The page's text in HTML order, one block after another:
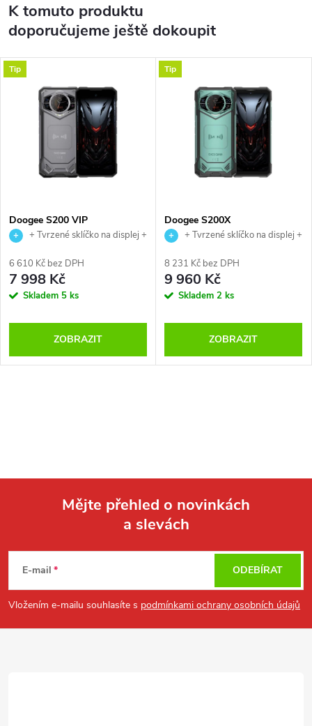
K tomuto produktu
doporučujeme ještě dokoupit
Tip
Doogee S200 VIP
+ Tvrzené sklíčko na displej +
6 610 Kč bez DPH
7 998 Kč
Skladem 5 ks
ZOBRAZIT
Tip
Doogee S200X
+ Tvrzené sklíčko na displej +
8 231 Kč bez DPH
9 960 Kč
Skladem 2 ks
ZOBRAZIT
p
a
Mějte přehled o novinkách
a slevách
E-mail
Vložením e-mailu souhlasíte s podmínkami ochrany osobních údajů
ODEBÍRAT